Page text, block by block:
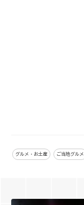
グルメ・お土産 ご当地グルメ